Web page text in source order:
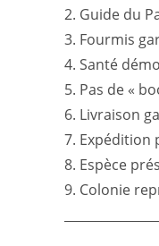
2. Guide du
3. Fourmis
4. Santé
5. Pas de «
6. Livraison
7. Expédition
8. Espèce
9. Colonie